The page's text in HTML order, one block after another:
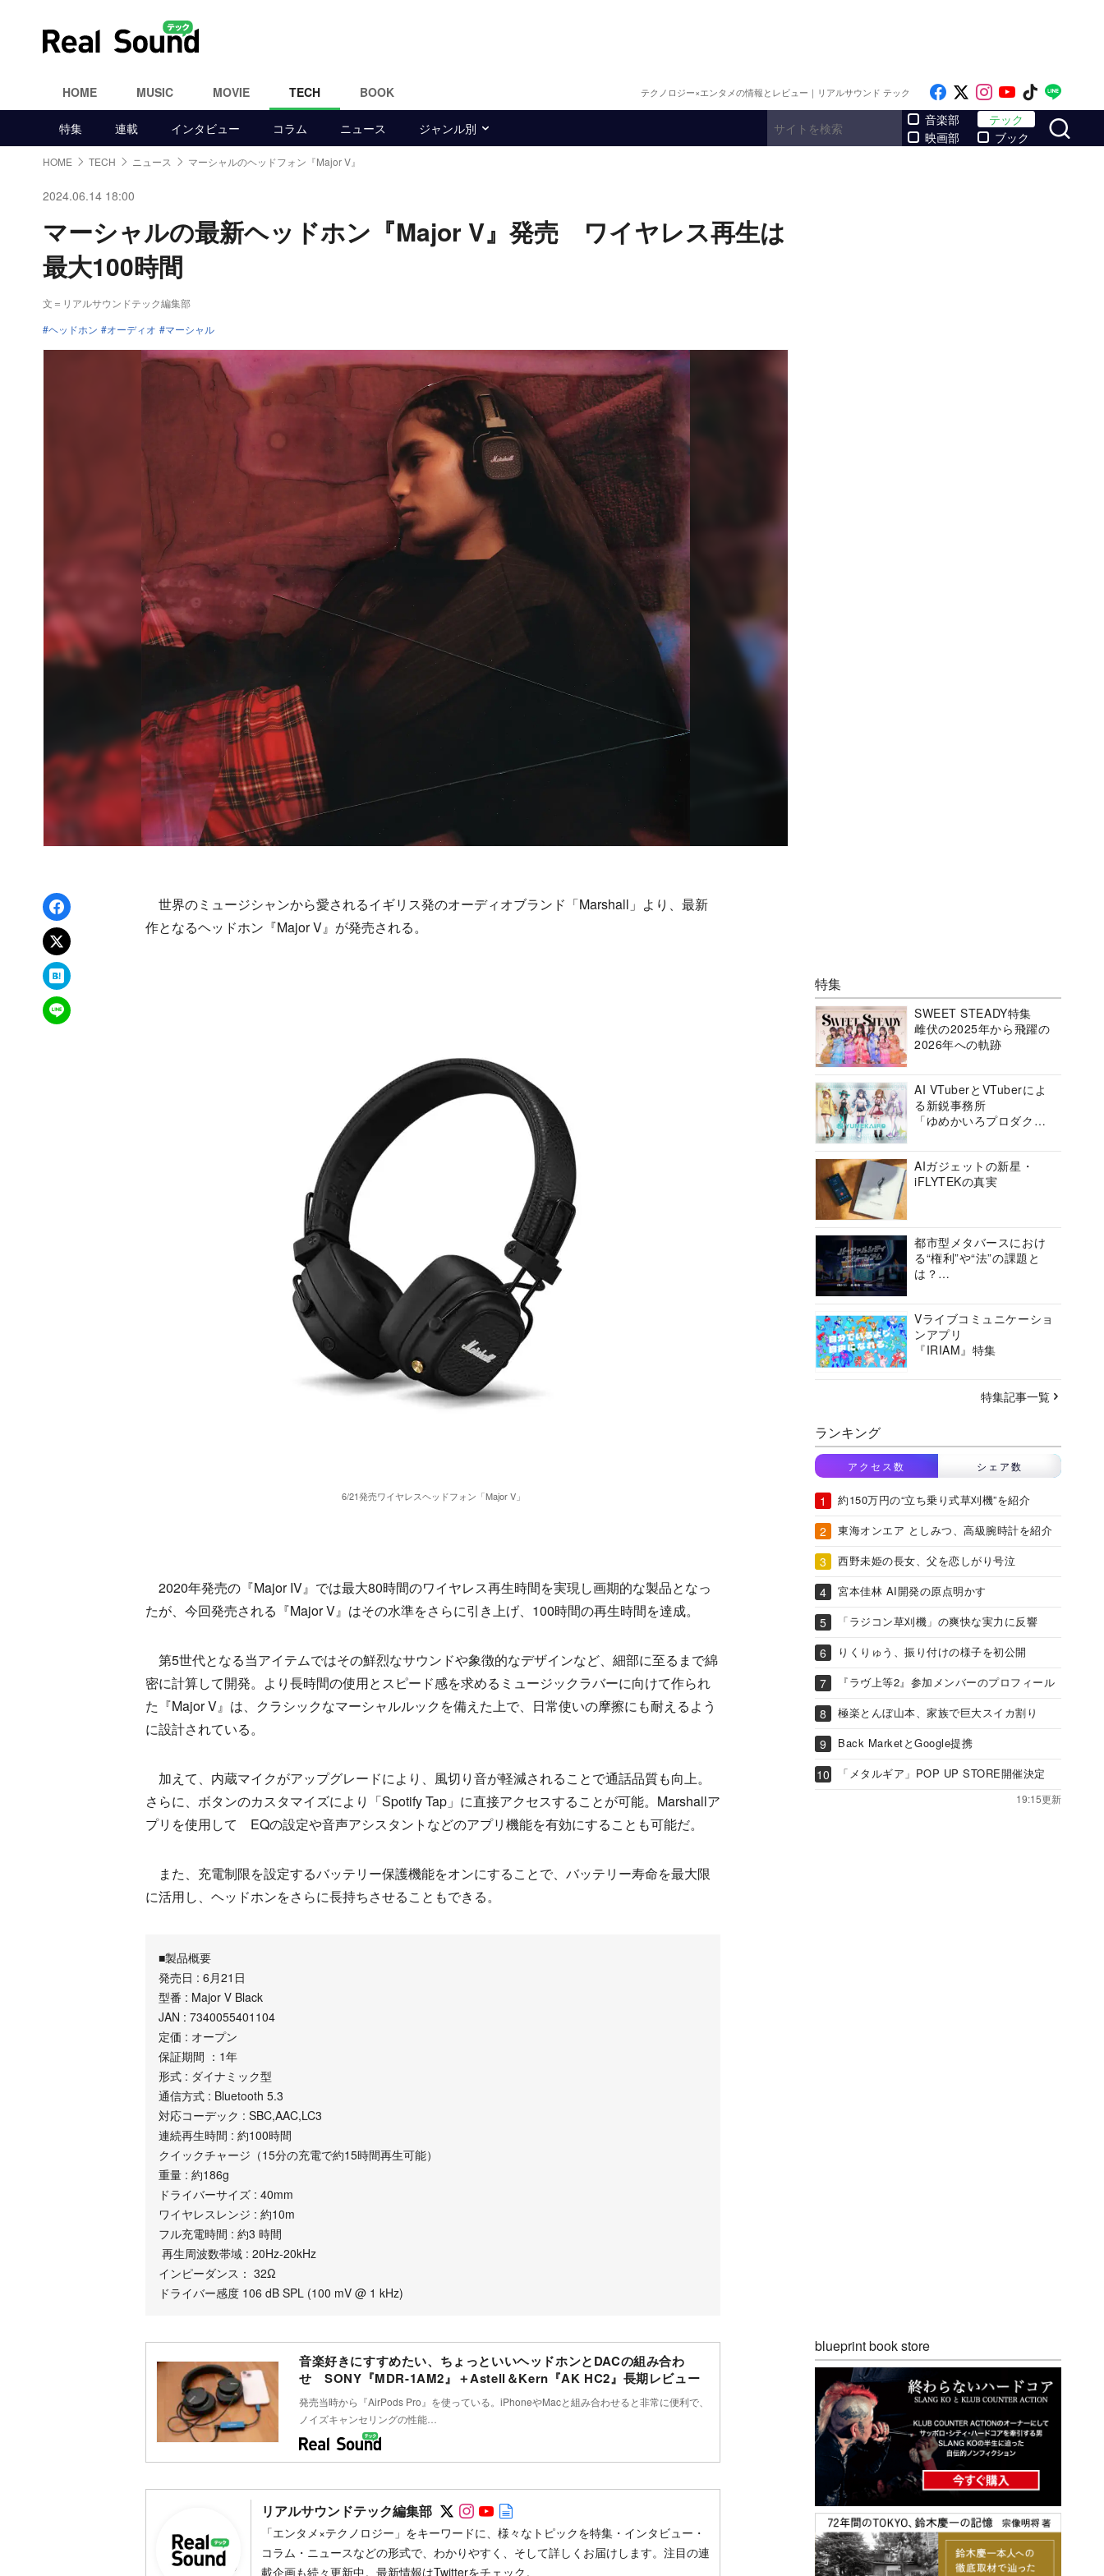
HOME MUSIC MOVIE TECH BOOK テクノロジー×エンタメの情報とレビュー｜リアルサウンド テック Like on Facebook
Follow on x
Follow on
Follow on
Follow
特集 連載 インタビュー コラム ニュース ジャンル別
音楽部
映画部
テック
ブック
HOME TECH ニュース マーシャルのヘッドフォン『Major V』
2024.06.14 18:00
マーシャルの最新ヘッドホン『Major V』発売 ワイヤレス再生は
最大100時間
文＝リアルサウンドテック編集部
ヘッドホン
オーディオ マーシャル
Facebookでシェア
xでポスト
はてなブックマーク
LINEで送る
世界のミュージシャンから愛されるイギリス発のオーディオブランド「Marshall」より、最新
作となるヘッドホン『Major V』が発売される。
6/21発売ワイヤレスヘッドフォン「Major V」
2020年発売の『Major IV』では最大80時間のワイヤレス再生時間を実現し画期的な製品となっ
たが、今回発売される『Major V』はその水準をさらに引き上げ、100時間の再生時間を達成。
第5世代となる当アイテムではその鮮烈なサウンドや象徴的なデザインなど、細部に至るまで綿
密に計算して開発。より長時間の使用とスピード感を求めるミュージックラバーに向けて作られ
た『Major V』は、クラシックなマーシャルルックを備えた上で、日常使いの摩擦にも耐えるよう
に設計されている。
加えて、内蔵マイクがアップグレードにより、風切り音が軽減されることで通話品質も向上。
さらに、ボタンのカスタマイズにより「Spotify Tap」に直接アクセスすることが可能。Marshallア
プリを使用して EQの設定や音声アシスタントなどのアプリ機能を有効にすることも可能だ。
また、充電制限を設定するバッテリー保護機能をオンにすることで、バッテリー寿命を最大限
に活用し、ヘッドホンをさらに長持ちさせることもできる。
■製品概要
発売日 : 6月21日
型番 : Major Ⅴ Black
JAN : 7340055401104
定価 : オープン
保証期間 ：1年
形式 : ダイナミック型
通信方式 : Bluetooth 5.3
対応コーデック : SBC,AAC,LC3
連続再生時間 : 約100時間
クイックチャージ（15分の充電で約15時間再生可能）
重量 : 約186g
ドライバーサイズ : 40mm
ワイヤレスレンジ : 約10m
フル充電時間 : 約3 時間
再生周波数帯域 : 20Hz-20kHz
インピーダンス： 32Ω
ドライバー感度 106 dB SPL (100 mV @ 1 kHz)
音楽好きにすすめたい、ちょっといいヘッドホンとDACの組み合わ
せ SONY『MDR-1AM2』＋Astell＆Kern『AK HC2』長期レビュー
発売当時から『AirPods Pro』を使っている。iPhoneやMacと組み合わせると非常に便利で、
ノイズキャンセリングの性能…
リアルサウンドテック編集部 Follow on SNS
Follow on SNS
Follow on SNS
「エンタメ×テクノロジー」をキーワードに、様々なトピックを特集・インタビュー・
コラム・ニュースなどの形式で、わかりやすく、そして詳しくお届けします。注目の連
載企画も続々更新中。最新情報はTwitterをチェック。
特集
SWEET STEADY特集
雌伏の2025年から飛躍の
2026年への軌跡
AI VTuberとVTuberによ
る新鋭事務所
「ゆめかいろプロダクシ
AIガジェットの新星・
iFLYTEKの真実
都市型メタバースにおけ
る“権利”や“法”の課題と
は？
ーシアムの挑戦に迫る
Vライブコミュニケーショ
ンアプリ
『IRIAM』特集
特集記事一覧
ランキング
アクセス数 シェア数
約150万円の“立ち乗り式草刈機”を紹介
東海オンエア としみつ、高級腕時計を紹介
西野未姫の長女、父を恋しがり号泣
宮本佳林 AI開発の原点明かす
「ラジコン草刈機」の爽快な実力に反響
りくりゅう、振り付けの様子を初公開
『ラヴ上等2』参加メンバーのプロフィール
極楽とんぼ山本、家族で巨大スイカ割り
Back MarketとGoogle提携
「メタルギア」POP UP STORE開催決定
19:15更新
blueprint book store